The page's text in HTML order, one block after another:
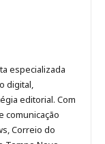
especializada
digital,
editorial. Com
comunicação
Correio do